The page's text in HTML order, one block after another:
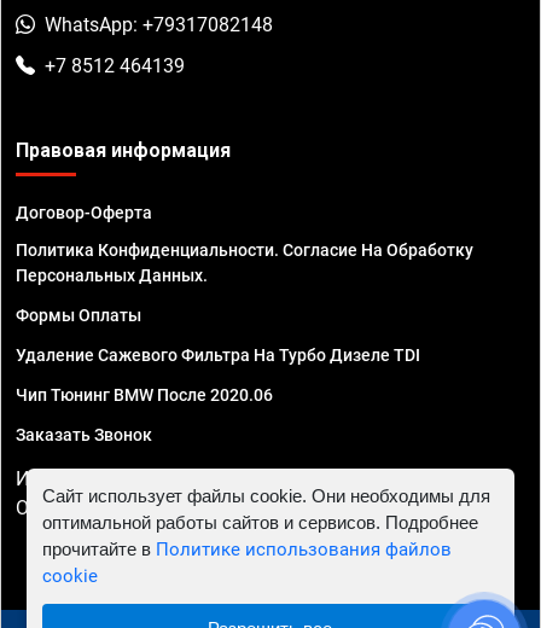
WhatsApp: +79317082148
+7 8512 464139
Правовая информация
Договор-Оферта
Политика Конфиденциальности. Согласие На Обработку
Персональных Данных.
Формы Оплаты
Удаление Сажевого Фильтра На Турбо Дизеле TDI
Чип Тюнинг BMW После 2020.06
Заказать Звонок
ИП Смирнов Георгий Павлович. ИНН 781302555843,
ОГРНИП 324470400032610
Сайт использует файлы cookie. Они необходимы для
оптимальной работы сайтов и сервисов. Подробнее
прочитайте в Политике использования файлов
cookie